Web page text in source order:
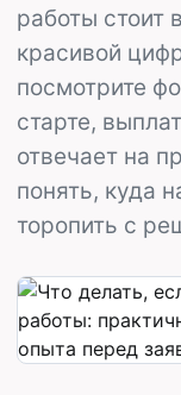
работы стоит
красивой
посмотрите
старте,
отвечает на
понять, куда
торопить с